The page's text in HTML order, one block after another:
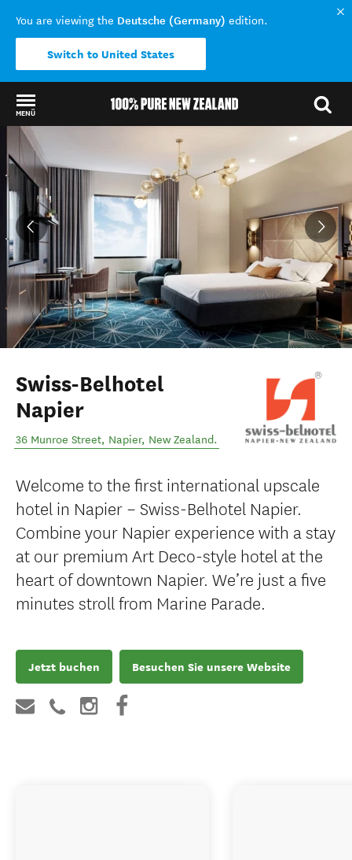
You are viewing the Deutsche (Germany) edition.
Switch to United States
MENÜ
Back to my results
Swiss-Belhotel
Napier
36 Munroe Street, Napier, New Zealand.
Welcome to the first international upscale
hotel in Napier – Swiss-Belhotel Napier.
Combine your Napier experience with a stay
at our premium Art Deco-style hotel at the
heart of downtown Napier. We’re just a five
minutes stroll from Marine Parade.
Jetzt buchen Besuchen Sie unsere Website